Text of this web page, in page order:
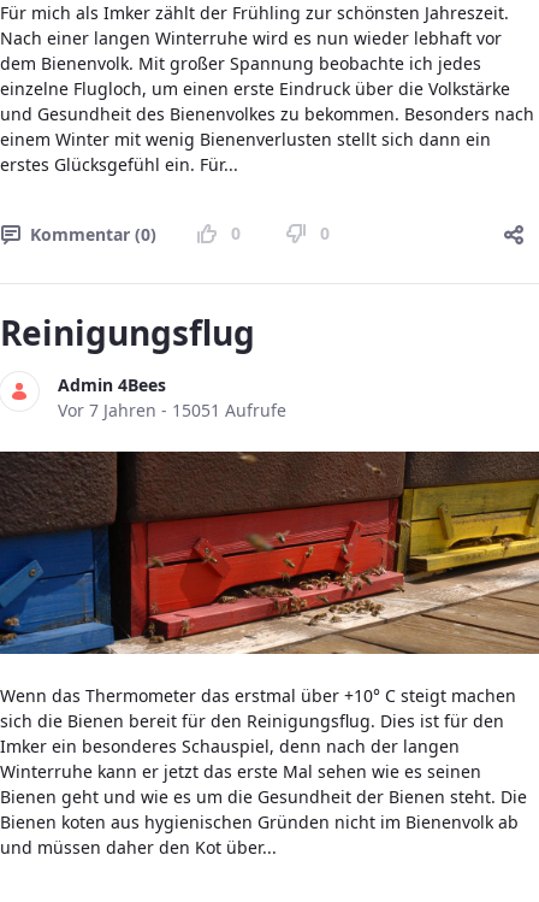
Für mich als Imker zählt der Frühling zur schönsten Jahreszeit.
Nach einer langen Winterruhe wird es nun wieder lebhaft vor
dem Bienenvolk. Mit großer Spannung beobachte ich jedes
einzelne Flugloch, um einen erste Eindruck über die Volkstärke
und Gesundheit des Bienenvolkes zu bekommen. Besonders nach
einem Winter mit wenig Bienenverlusten stellt sich dann ein
erstes Glücksgefühl ein. Für...
Kommentar (0) 0 0
Reinigungsflug
Admin 4Bees
Publikationsdatum
Vor 7 Jahren - 15051 Aufrufe
Wenn das Thermometer das erstmal über +10° C steigt machen
sich die Bienen bereit für den Reinigungsflug. Dies ist für den
Imker ein besonderes Schauspiel, denn nach der langen
Winterruhe kann er jetzt das erste Mal sehen wie es seinen
Bienen geht und wie es um die Gesundheit der Bienen steht. Die
Bienen koten aus hygienischen Gründen nicht im Bienenvolk ab
und müssen daher den Kot über...